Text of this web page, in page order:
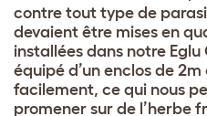
contre tout type de
devaient être mises en
installées dans notre Eglu
équipé d’un enclos de
facilement, ce qui nous
promener sur de l’herbe